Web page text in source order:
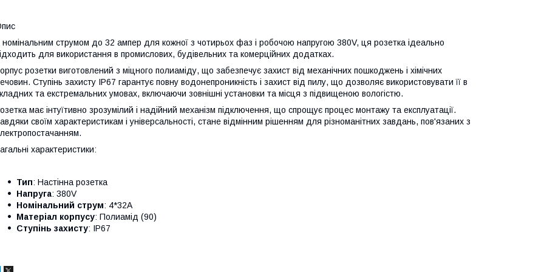
номінальним струмом до 32 ампер для кожної з чотирьох фаз і робочою напругою 380V, ця розетка ідеально
для використання в промислових, будівельних та комерційних додатках.
розетки виготовлений з міцного полиаміду, що забезпечує захист від механічних пошкоджень і хімічних
Ступінь захисту IP67 гарантує повну водонепроникність і захист від пилу, що дозволяє використовувати її в
та екстремальних умовах, включаючи зовнішні установки та місця з підвищеною вологістю.
має інтуїтивно зрозумілий і надійний механізм підключення, що спрощує процес монтажу та експлуатації.
своїм характеристикам і універсальності, стане відмінним рішенням для різноманітних завдань, пов'язаних з
характеристики:
Тип: Настінна розетка
Напруга: 380V
Номінальний струм: 4*32A
Матеріал корпусу: Полиамід (90)
Ступінь захисту: IP67